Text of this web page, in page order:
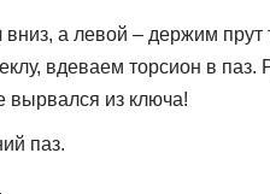
а левой – держим прут
вдеваем торсион в паз.
вырвался из ключа!
паз.